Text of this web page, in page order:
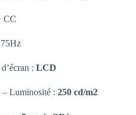
CC
: LCD
– Luminosité : 250 cd/m2